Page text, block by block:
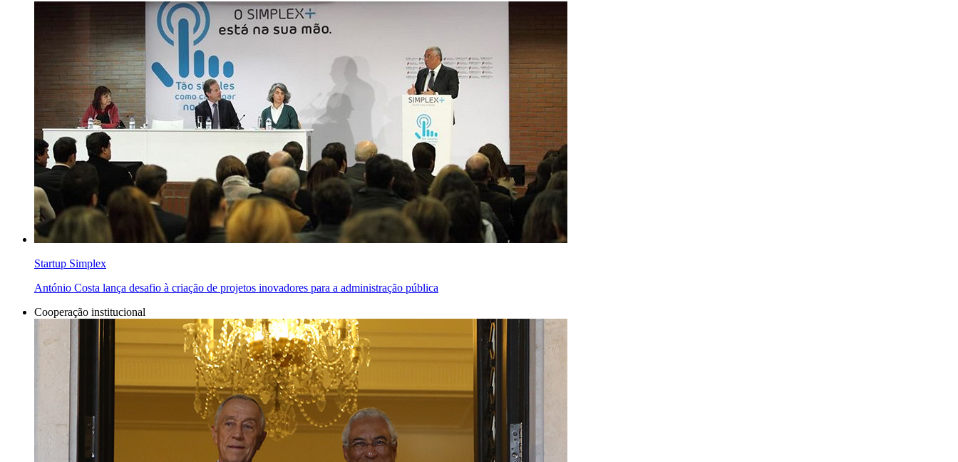
Startup Simplex
António Costa lança desafio à criação de projetos inovadores para a administração pública
Cooperação institucional